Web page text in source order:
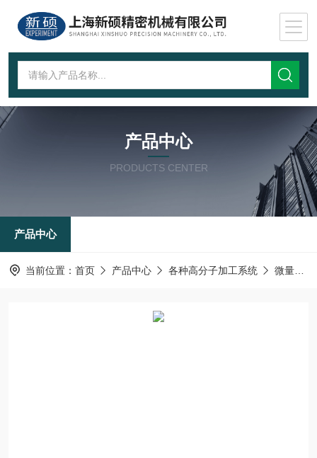
产品中心
PRODUCTS CENTER
产品中心
当前位置： 首页 产品中心 各种高分子加工系统 微量组合式拉丝系统